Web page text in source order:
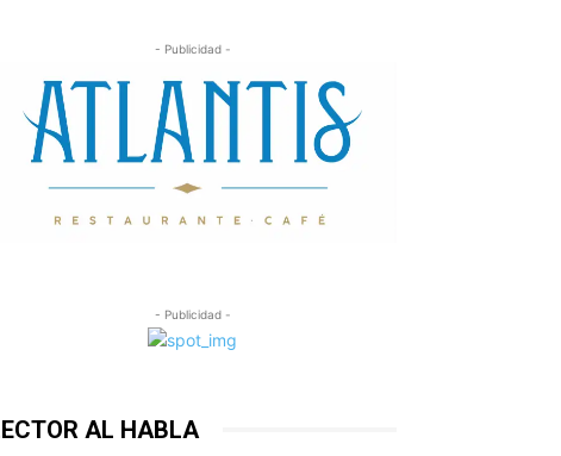
- Publicidad -
- Publicidad -
AL HABLA